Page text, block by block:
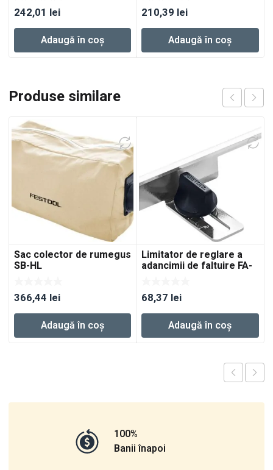
242,01 lei
Adaugă în coș
210,39 lei
Adaugă în coș
Produse similare
Sac colector de rumegus
SB-HL
366,44 lei
Adaugă în coș
Limitator de reglare a
adancimii de faltuire FA-
68,37 lei
Adaugă în coș
100%
Banii înapoi